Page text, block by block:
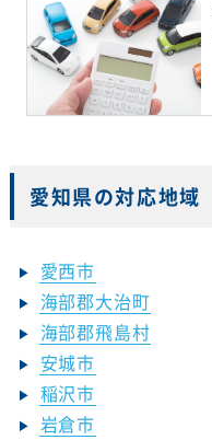
愛知県の対応地域
愛西市
海部郡大治町
海部郡飛島村
安城市
稲沢市
岩倉市